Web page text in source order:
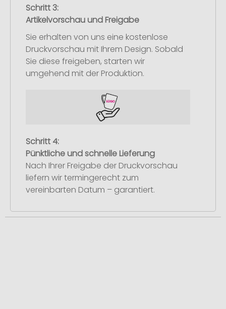
Schritt 3:
Artikelvorschau und Freigabe
Sie erhalten von uns eine kostenlose
Druckvorschau mit Ihrem Design. Sobald
Sie diese freigeben, starten wir
umgehend mit der Produktion.
Schritt 4:
Pünktliche und schnelle Lieferung
Nach Ihrer Freigabe der Druckvorschau
liefern wir termingerecht zum
vereinbarten Datum – garantiert.